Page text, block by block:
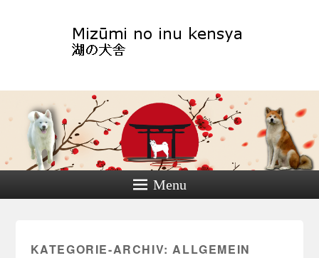
Akitazucht Leipzig
Menu
KATEGORIE-ARCHIV:ALLGEMEIN